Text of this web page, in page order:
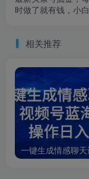
时做了就有钱，小
相关推荐